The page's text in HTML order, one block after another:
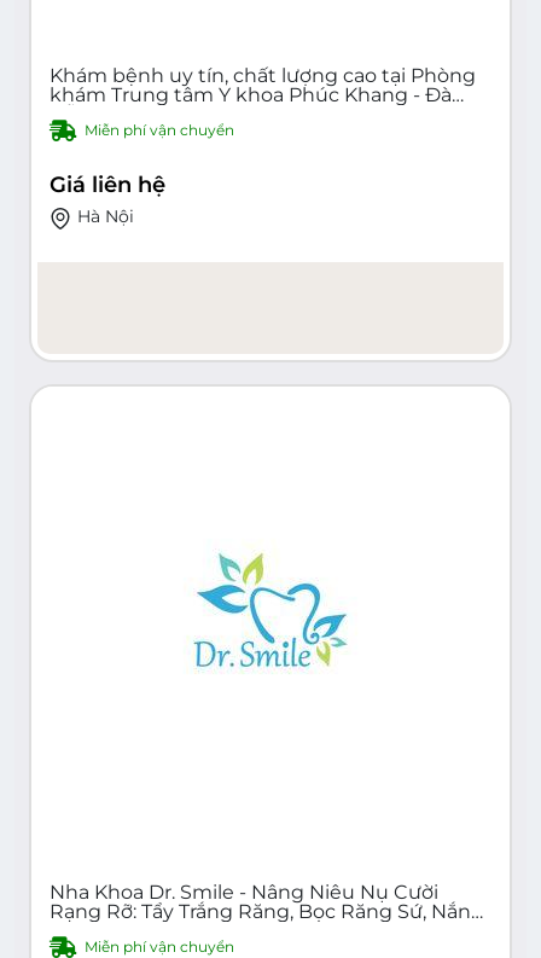
Khám bệnh uy tín, chất lượng cao tại Phòng
khám Trung tâm Y khoa Phúc Khang - Đà
Nẵng: Nâng niu sức khỏe, vun trồng hạnh
phúc - Phúc Khang Hospital -
Miễn phí vận chuyển
Giá liên hệ
Hà Nội
Nha Khoa Dr. Smile - Nâng Niêu Nụ Cười
Rạng Rỡ: Tẩy Trắng Răng, Bọc Răng Sứ, Nắn
Chỉnh Răng, Cấy Ghép Implant Uy Tín Tại Hà
Nội Miễn phí vận chuyển